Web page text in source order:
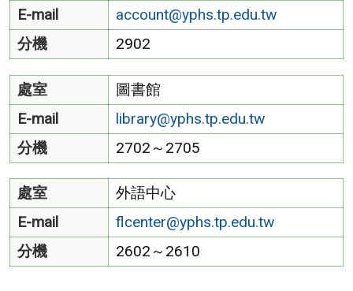
E-mail
account@yphs.tp.edu.tw
分機
2902
處室
圖書館
E-mail
library@yphs.tp.edu.tw
分機
2702～2705
處室
外語中心
E-mail
flcenter@yphs.tp.edu.tw
分機
2602～2610